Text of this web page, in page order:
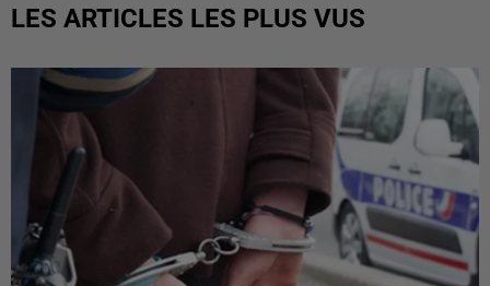
LES ARTICLES LES PLUS VUS